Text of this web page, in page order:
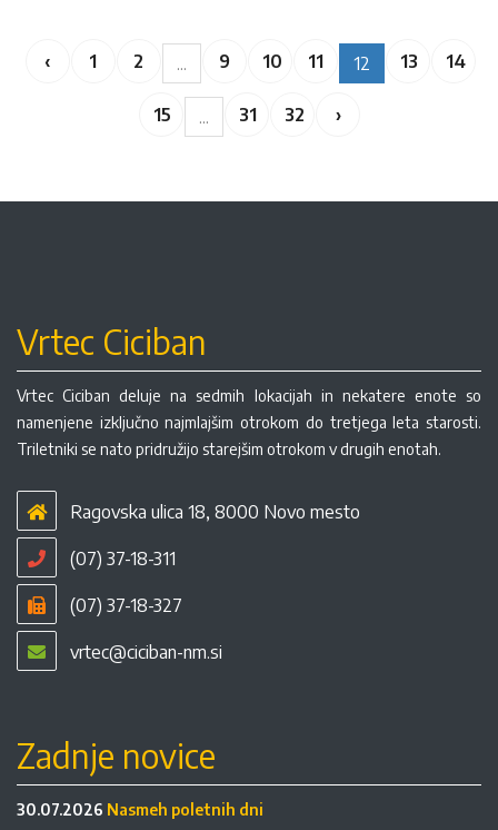
‹ 1 2 ... 9 10 11 12 13 14
15 ... 31 32 ›
Vrtec Ciciban
Vrtec Ciciban deluje na sedmih lokacijah in nekatere enote so
namenjene izključno najmlajšim otrokom do tretjega leta starosti.
Triletniki se nato pridružijo starejšim otrokom v drugih enotah.
Ragovska ulica 18, 8000 Novo mesto
(07) 37-18-311
(07) 37-18-327
vrtec@ciciban-nm.si
Zadnje novice
30.07.2026 Nasmeh poletnih dni